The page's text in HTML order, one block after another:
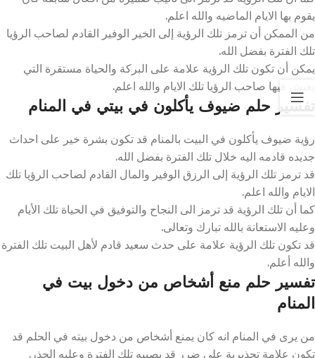
يقوم بها الايام الماضيه والله اعلم.
من الممكن أن ترمز تلك الرؤية إلى الخير الوفير القادم لصاحب الرؤيا
تلك الفترة بفضل الله.
يمكن أن تكون تلك الرؤية علامة على البركة والحياة مستقرة التي
يعيش فيها صاحب الرؤيا تلك الايام والله اعلم.
تفسير حلم ضيوف يأكلون في بيتي في المنام
رؤية ضيوف يأكلون في البيت بالمنام قد تكون بشرة خير على احداث
جديده قادمه اليه خلال تلك الفترة بفضل الله.
قد ترمز تلك الرؤية إلى الرزق الوفير والمال القادم لصاحب الرؤيا تلك
الايام والله اعلم.
كما أن تلك الرؤية قد ترمز الى النجاح والتوفيق في الحياة تلك الأيام
وعليه الاستعانة بالله تبارك وتعالى.
قد تكون تلك الرؤية علامة على حدث سعيد قادم لأهل البيت تلك الفترة
والله أعلم.
تفسير حلم منع أشخاص من دخول بيت في
المنام
من يرى في المنام انه كان يمنع أشخاص من دخول بيته في الحلم قد
تكون علامة تحذيرية على ضرر قد يصيبه تلك الفترة وعليه الحذر.